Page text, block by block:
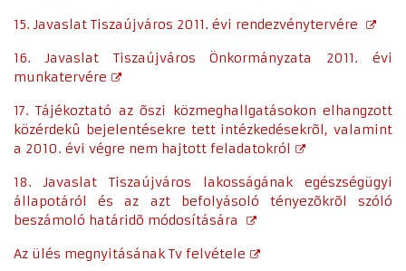
15. Javaslat Tiszaújváros 2011. évi rendezvénytervére
16. Javaslat Tiszaújváros Önkormányzata 2011. évi
munkatervére
17. Tájékoztató az õszi közmeghallgatásokon elhangzott
közérdekû bejelentésekre tett intézkedésekrõl, valamint
a 2010. évi végre nem hajtott feladatokról
18. Javaslat Tiszaújváros lakosságának egészségügyi
állapotáról és az azt befolyásoló tényezõkrõl szóló
beszámoló határidõ módosítására
Az ülés megnyitásának Tv felvétele